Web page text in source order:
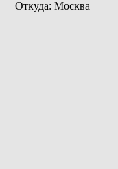
Откуда: Москва